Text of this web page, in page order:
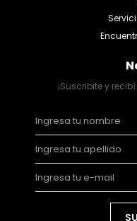
¡Suscribite y